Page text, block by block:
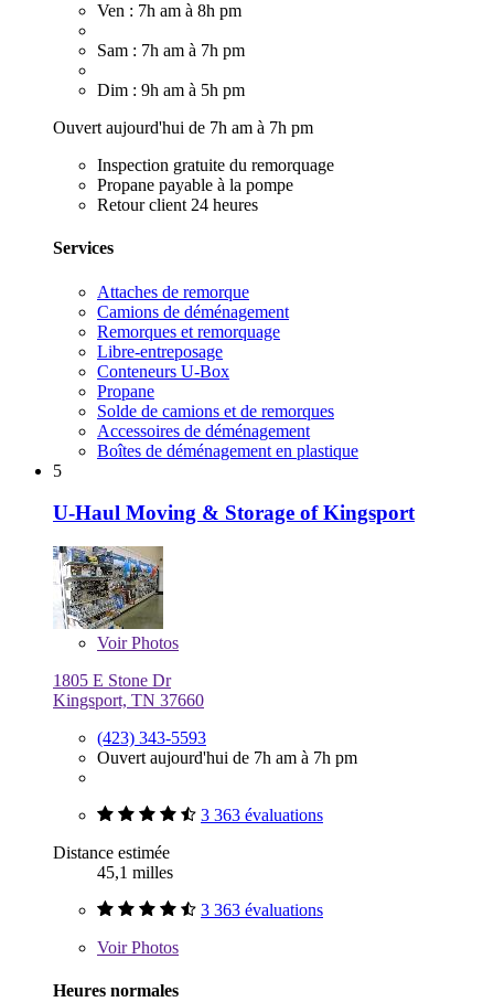
Ven : 7h am à 8h pm
Sam : 7h am à 7h pm
Dim : 9h am à 5h pm
Ouvert aujourd'hui de 7h am à 7h pm
Inspection gratuite du remorquage
Propane payable à la pompe
Retour client 24 heures
Services
Attaches de remorque
Camions de déménagement
Remorques et remorquage
Libre-entreposage
Conteneurs U-Box
Propane
Solde de camions et de remorques
Accessoires de déménagement
Boîtes de déménagement en plastique
5
U-Haul Moving & Storage of Kingsport
VoirPhotos
1805 E Stone Dr
Kingsport, TN 37660
(423) 343-5593
Ouvert aujourd'hui de 7h am à 7h pm
3 363 évaluations
Distance estimée
45,1 milles
3 363 évaluations
VoirPhotos
Heures normales